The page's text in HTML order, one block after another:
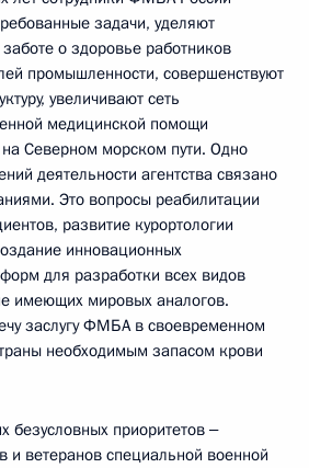
задачи, уделяют
о здоровье работников
промышленности, совершенствуют
увеличивают сеть
медицинской помощи
Северном морском пути. Одно
деятельности агентства связано
Это вопросы реабилитации
развитие курортологии
инновационных
для разработки всех видов
имеющих мировых аналогов.
заслугу ФМБА в своевременном
необходимым запасом крови
безусловных приоритетов ‒
и ветеранов специальной военной